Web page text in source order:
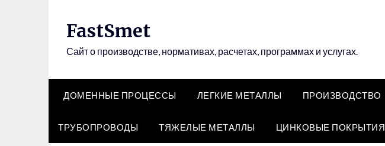
FastSmet
Сайт о производстве, нормативах, расчетах, программах и услугах.
ДОМЕННЫЕ ПРОЦЕССЫ ЛЕГКИЕ МЕТАЛЛЫ ПРОИЗВОДСТВО
ТРУБОПРОВОДЫ ТЯЖЕЛЫЕ МЕТАЛЛЫ ЦИНКОВЫЕ ПОКРЫТИЯ